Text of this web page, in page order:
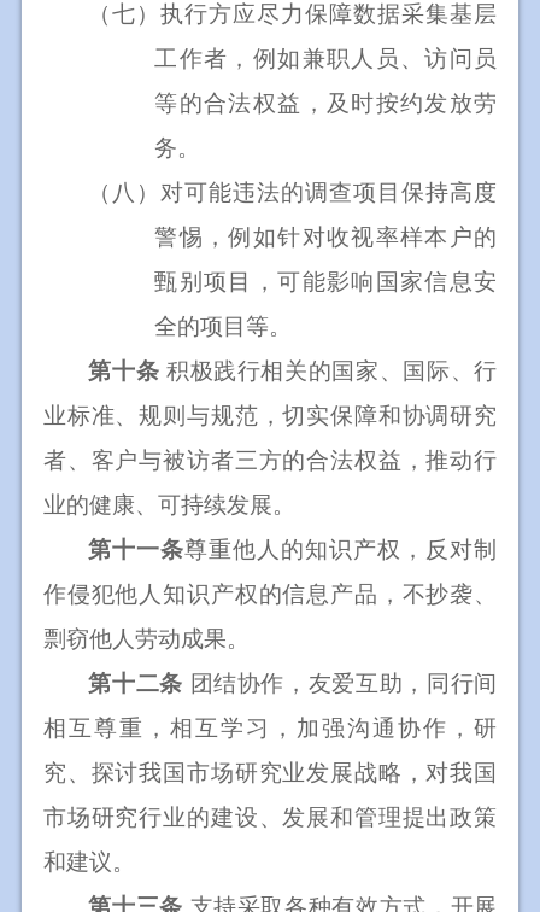
（七）执行方应尽力保障数据采集基层
工作者，例如兼职人员、访问员
等的合法权益，及时按约发放劳
务。
（八） 对可能违法的调查项目保持高度
警惕，例如针对收视率样本户的
甄别项目，可能影响国家信息安
全的项目等。
第十条 积极践行相关的国家、国际、行
业标准、规则与规范，切实保障和协调研究
者、客户与被访者三方的合法权益，推动行
业的健康、可持续发展。
第十一条尊重他人的知识产权，反对制
作侵犯他人知识产权的信息产品，不抄袭、
剽窃他人劳动成果。
第十二条 团结协作，友爱互助，同行间
相互尊重，相互学习，加强沟通协作，研
究、探讨我国市场研究业发展战略，对我国
市场研究行业的建设、发展和管理提出政策
和建议。
第十三条 支持采取各种有效方式，开展